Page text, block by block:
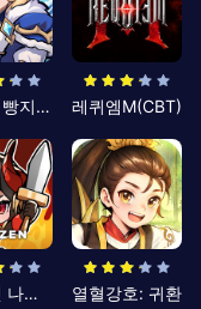
킹방치: 빵지의 제왕 레퀴엠M(CBT)
뮤: 포켓 나이츠 열혈강호: 귀환